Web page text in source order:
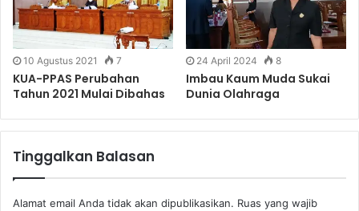
10 Agustus 2021 7
KUA-PPAS Perubahan
Tahun 2021 Mulai Dibahas
24 April 2024 8
Imbau Kaum Muda Sukai
Dunia Olahraga
Tinggalkan Balasan
Alamat email Anda tidak akan dipublikasikan. Ruas yang wajib